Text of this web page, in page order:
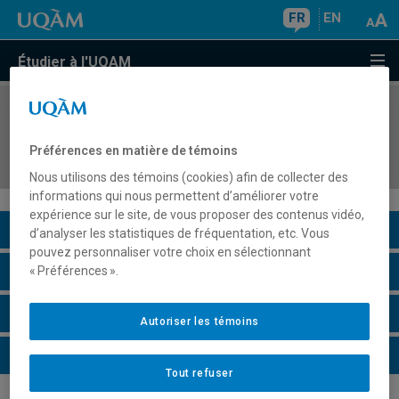
FR EN
Étudier à l'UQAM
COURS//
1945
Description du cours
Horaire - Été 2026
Horaire - Automne 2026
Horaire - Hiver 2027
Préférences en matière de témoins
Nous utilisons des témoins (cookies) afin de collecter des
informations qui nous permettent d’améliorer votre
expérience sur le site, de vous proposer des contenus vidéo,
d’analyser les statistiques de fréquentation, etc. Vous
pouvez personnaliser votre choix en sélectionnant
« Préférences ».
Tout refuser
Autoriser les témoins